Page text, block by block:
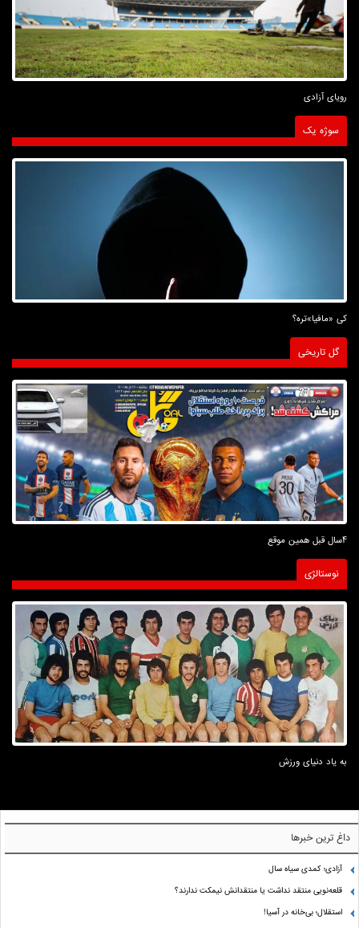
رویای آزادی
سوژه یک
کی «مافیا»تره؟
گل تاریخی
4سال قبل همین موقع
نوستالژی
به یاد دنیای ورزش
داغ ترین خبرها
آزادی؛ کمدی سیاه سال
قلعه‌نویی منتقد نداشت یا منتقدانش نیمکت ندارند؟
استقلال؛ بی‌خانه در آسیا!